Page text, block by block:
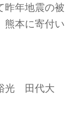
昨年地震の被
熊本に寄付い
光 田代大